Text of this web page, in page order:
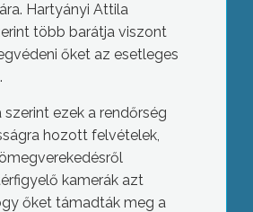
Hartyányi Attila
több barátja viszont
őket az esetleges
ezek a rendőrség
hozott felvételek,
kamerák azt
őket támadták meg a